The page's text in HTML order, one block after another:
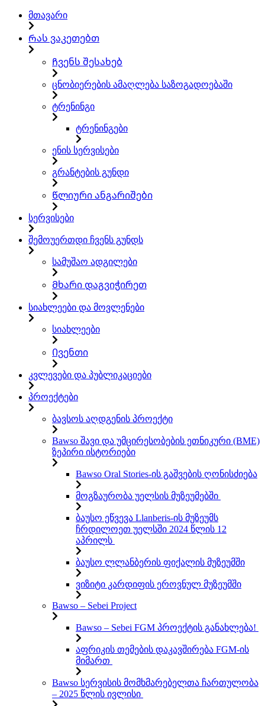
მთავარი
Რას ვაკეთებთ
Ჩვენს შესახებ
ცნობიერების ამაღლება საზოგადოებაში
ტრენინგი
ტრენინგები
ენის სერვისები
გრანტების გუნდი
Წლიური ანგარიშები
სერვისები
შემოუერთდი ჩვენს გუნდს
სამუშაო ადგილები
Მხარი დაგვიჭირეთ
სიახლეები და მოვლენები
სიახლეები
Ივენთი
კვლევები და პუბლიკაციები
პროექტები
ბავსოს აღდგენის პროექტი
Bawso შავი და უმცირესობების ეთნიკური (BME)
ზეპირი ისტორიები
Bawso Oral Stories-ის გაშვების ღონისძიება
მოგზაურობა უელსის მუზეუმებში
ბაუსო ეწვევა Llanberis-ის მუზეუმს
ჩრდილოეთ უელსში 2024 წლის 12
აპრილს
ბაუსო ლლანბერის ფიქალის მუზეუმში
ვიზიტი კარდიფის ეროვნულ მუზეუმში
Bawso – Sebei Project
Bawso – Sebei FGM პროექტის განახლება!
აფრიკის თემების დაკავშირება FGM-ის
მიმართ
Bawso სერვისის მომხმარებელთა ჩართულობა
– 2025 წლის ივლისი